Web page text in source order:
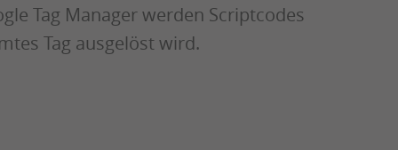
Tag Manager werden Scriptcodes
Tag ausgelöst wird.